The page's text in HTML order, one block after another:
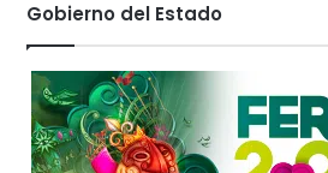
Gobierno del Estado